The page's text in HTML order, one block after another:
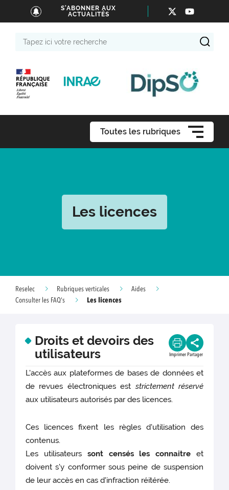
S'ABONNER AUX
ACTUALITÉS
Toutes les rubriques
Les licences
Reselec Rubriques verticales
Aides
Consulter les FAQ's
Les licences
Droits et devoirs des
utilisateurs
Imprimer Partager
L'accès aux plateformes de bases de données et
de revues électroniques eststrictement réservé
aux utilisateurs autorisés par des licences.
Ces licences fixent les règles d'utilisation des
contenus.
Les utilisateurs sont censés les connaitre et
doivent s'y conformer sous peine de suspension
de leur accès en cas d'infraction réitérée.